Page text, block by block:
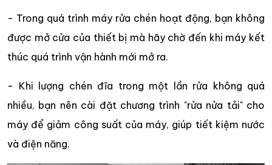
- Trong quá trình máy rửa chén hoạt động, bạn không
được mở cửa của thiết bị mà hãy chờ đến khi máy kết
thúc quá trình vận hành mới mở ra.
- Khi lượng chén đĩa trong một lần rửa không quá
nhiều, bạn nên cài đặt chương trình "rửa nửa tải" cho
máy để giảm công suất của máy, giúp tiết kiệm nước
và điện năng.